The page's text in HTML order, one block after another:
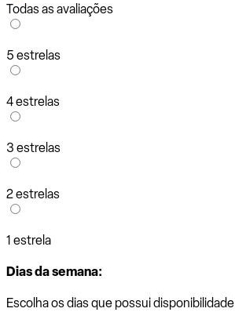
Todas as avaliações
5 estrelas
4 estrelas
3 estrelas
2 estrelas
1 estrela
Dias da semana:
Escolha os dias que possui disponibilidade